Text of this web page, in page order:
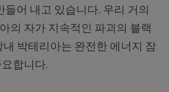
들어 내고 있습니다. 우리 거의
의 자가 지속적인 파괴의 블랙
내 박테리아는 완전한 에너지 잠
합니다.